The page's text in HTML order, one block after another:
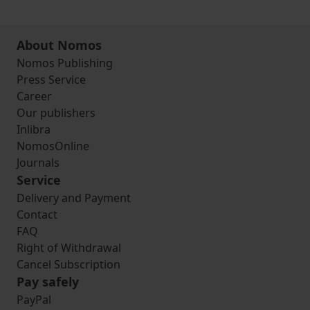
About Nomos
Nomos Publishing
Press Service
Career
Our publishers
Inlibra
NomosOnline
Journals
Service
Delivery and Payment
Contact
FAQ
Right of Withdrawal
Cancel Subscription
Pay safely
PayPal